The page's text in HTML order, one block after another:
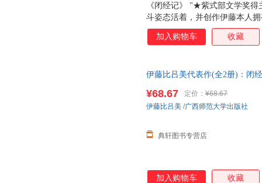
《闭经记》 "★紫式部文学奖
斗姿态活着，并创作伊藤本人
三十五岁患忧郁症，离过婚，
居，有三个女儿都在美国，大
法是冲上去，赌一把，做过，
会变老啊！”伊藤在这本书里写
和诙谐生动的笔触枝蔓到生活
加入购物车 收藏
伊藤比吕美代表作(全2册)：闭
¥68.67 定价： ¥68.67
典轩图书专营店
伊藤比吕美 /广西师范大学出版社
加入购物车 收藏